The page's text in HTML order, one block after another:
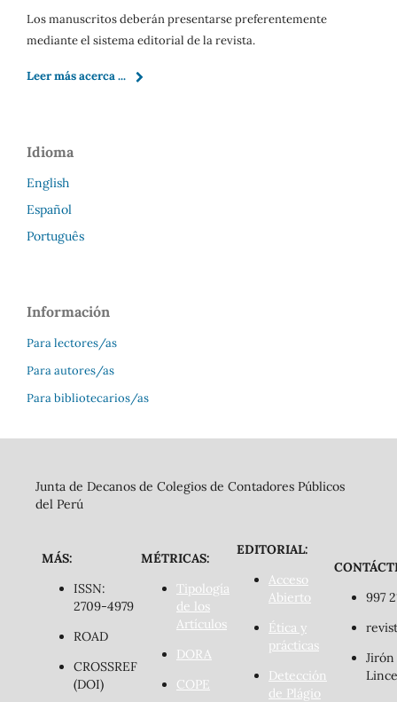
Los manuscritos deberán presentarse preferentemente
mediante el sistema editorial de la revista.
Leer más acerca ...
Idioma
English
Español
Português
Información
Para lectores/as
Para autores/as
Para bibliotecarios/as
Junta de Decanos de Colegios de Contadores Públicos
del Perú
MÁS:
ISSN:
2709-4979
ROAD
CROSSREF
(DOI)
MÉTRICAS:
Tipología
de los
Artículos
DORA
COPE
EDITORIAL:
Acceso
Abierto
Ética y
prácticas
Detección
de Plágio
997
Jirón